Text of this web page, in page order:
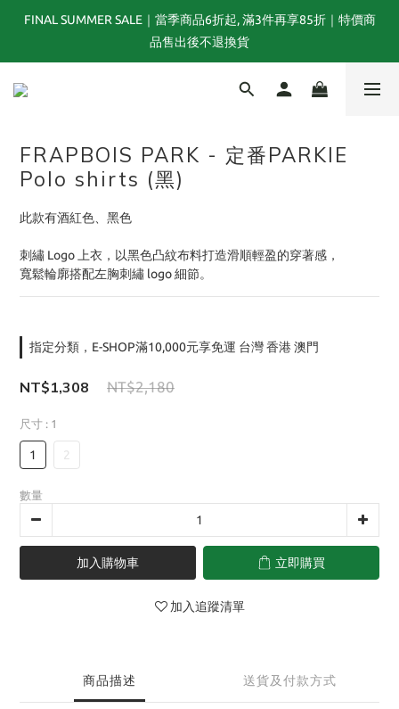
夏末選品特別企劃｜1折起｜特價商品售出後不退換貨
FINAL SUMMER SALE｜當季商品6折起, 滿3件再享85折｜特價商
品售出後不退換貨
TOGA x NTS capsule collection will be launching on 31st JULY
夏末選品特別企劃｜1折起｜特價商品售出後不退換貨
FRAPBOIS PARK - 定番PARKIE
Polo shirts (黑)
此款有酒紅色、黑色
刺繡 Logo 上衣，以黑色凸紋布料打造滑順輕盈的穿著感，
寬鬆輪廓搭配左胸刺繡 logo 細節。
指定分類，E-SHOP滿10,000元享免運 台灣 香港 澳門
NT$1,308 NT$2,180
尺寸 : 1
1 2
數量
加入購物車 立即購買
加入追蹤清單
商品描述 送貨及付款方式